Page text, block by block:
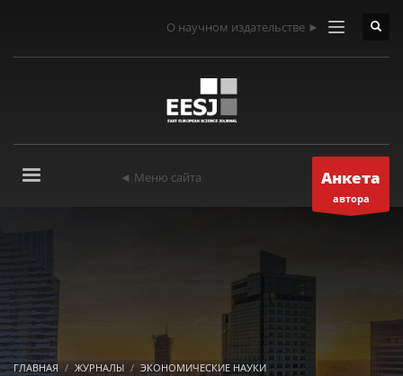
О научном издательстве ►
◄ Меню сайта Анкета
автора
ГЛАВНАЯ ЖУРНАЛЫ
ЭКОНОМИЧЕСКИЕ НАУКИ